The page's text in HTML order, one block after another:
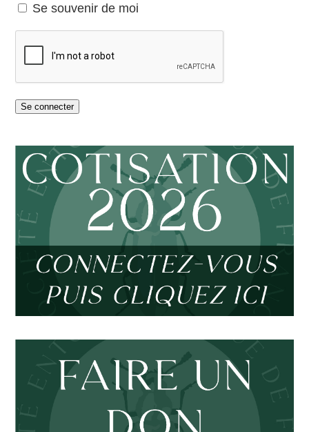
Se souvenir de moi
Se connecter